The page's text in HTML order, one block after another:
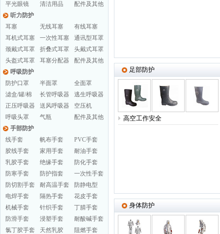
平光眼镜
清洁用品
配件及其他
听力防护
耳塞
无线耳塞
有线耳塞
耳机式耳塞
一次性耳塞
通讯型耳罩
颈戴式耳罩
折叠式耳罩
头戴式耳罩
头盔式耳罩
耳塞分配器
配件及其他
呼吸防护
防护口罩
半面罩
全面罩
滤盒/罐/棉
长管呼吸器
逃生呼吸器
正压呼吸器
送风呼吸器
空压机
呼吸头罩
气瓶
配件及其他
手部防护
线手套
帆布手套
PVC手套
胶线手套
家用手套
耐油手套
乳胶手套
绝缘手套
防化手套
防寒手套
防护指套
一次性手套
防切割手套
耐高温手套
防静电型
电焊手套
隔热手套
花皮手套
机械手套
针织手套
丁腈手套
防滑手套
浸塑手套
耐酸碱手套
氯丁胶手套
天然乳胶
阻燃手套
足部防护
高空工作安全
身体防护